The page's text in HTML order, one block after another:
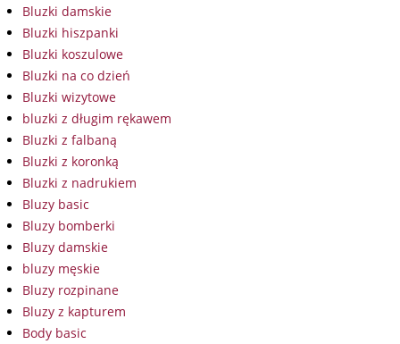
Bluzki damskie
Bluzki hiszpanki
Bluzki koszulowe
Bluzki na co dzień
Bluzki wizytowe
bluzki z długim rękawem
Bluzki z falbaną
Bluzki z koronką
Bluzki z nadrukiem
Bluzy basic
Bluzy bomberki
Bluzy damskie
bluzy męskie
Bluzy rozpinane
Bluzy z kapturem
Body basic